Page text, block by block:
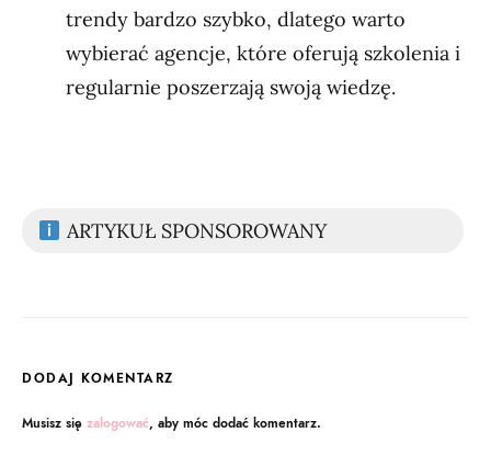
trendy bardzo szybko, dlatego warto
wybierać agencje, które oferują szkolenia i
regularnie poszerzają swoją wiedzę.
ARTYKUŁ SPONSOROWANY
DODAJ KOMENTARZ
Musisz się zalogować, aby móc dodać komentarz.